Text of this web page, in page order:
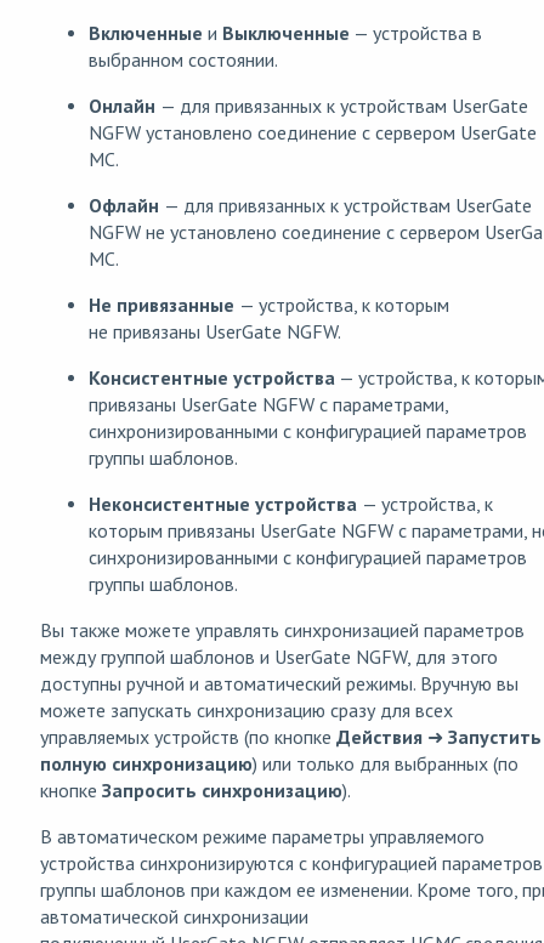
Включенные и Выключенные — устройства в
выбранном состоянии.
Онлайн — для привязанных к устройствам UserGate
NGFW установлено соединение с сервером UserGate
MC.
Офлайн — для привязанных к устройствам UserGate
NGFW не установлено соединение с сервером
MC.
Не привязанные — устройства, к которым
не привязаны UserGate NGFW.
Консистентные устройства — устройства, к
привязаны UserGate NGFW с параметрами,
синхронизированными с конфигурацией параметров
группы шаблонов.
Неконсистентные устройства — устройства, к
которым привязаны UserGate NGFW с параметрами,
синхронизированными с конфигурацией параметров
группы шаблонов.
Вы также можете управлять синхронизацией параметров
между группой шаблонов и UserGate NGFW, для этого
доступны ручной и автоматический режимы. Вручную вы
можете запускать синхронизацию сразу для всех
управляемых устройств (по кнопке Действия ➜ Запустить
полную синхронизацию) или только для выбранных (по
кнопке Запросить синхронизацию).
В автоматическом режиме параметры управляемого
устройства синхронизируются с конфигурацией параметров
группы шаблонов при каждом ее изменении. Кроме того,
автоматической синхронизации